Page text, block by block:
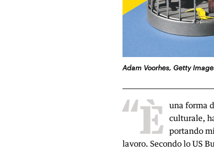
Adam Voorhes, Getty
“È
una forma
culturale,
portando
lavoro. Secondo lo US